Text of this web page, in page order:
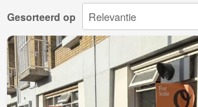
Gesorteerd op